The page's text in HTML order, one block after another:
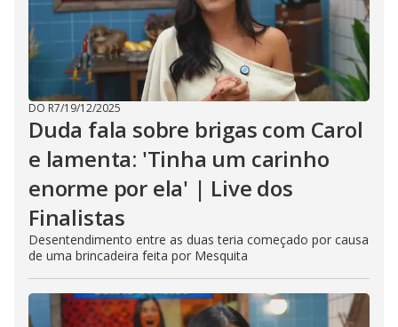
DO R7/19/12/2025
Duda fala sobre brigas com Carol
e lamenta: 'Tinha um carinho
enorme por ela' | Live dos
Finalistas
Desentendimento entre as duas teria começado por causa
de uma brincadeira feita por Mesquita